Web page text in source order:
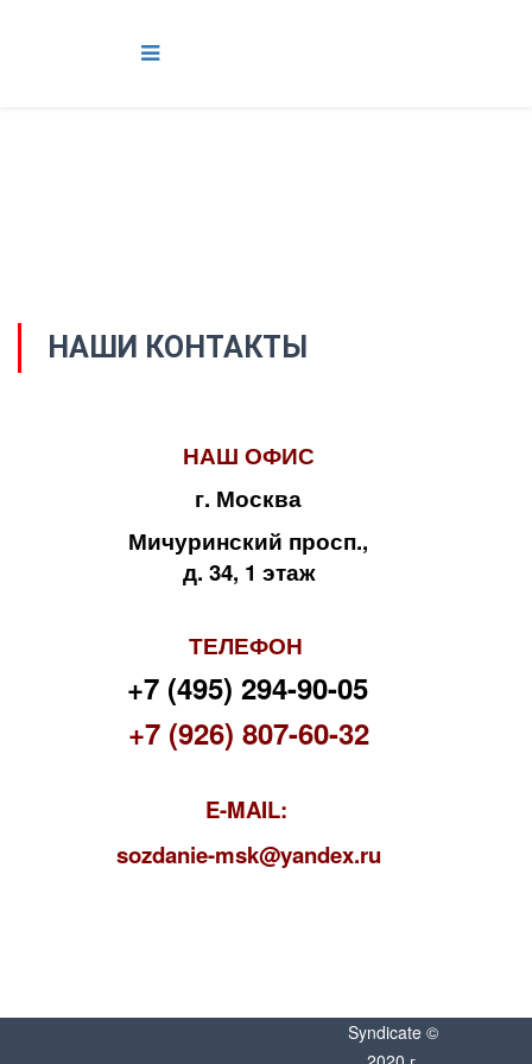
НАШИ КОНТАКТЫ
НАШ ОФИС
г. Москва
Мичуринский просп.,
д. 34, 1 этаж
ТЕЛЕФОН
+7 (495) 294-90-05
+7 (926) 807-60-32
E-MAIL:
sozdanie-msk@yandex.ru
Syndicate ©